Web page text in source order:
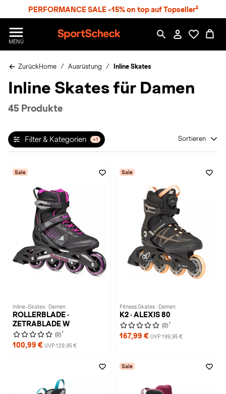
PERFORMANCE SALE -15% on top auf Topseller²
MENÜ
p
r
S
h
k
ZurückHome Ausrüstung Inline Skates
Inline Skates für Damen
45 Produkte
Filter & Kategorien +1 Sortieren
Sale
Inline-Skates · Damen
ROLLERBLADE ·
ZETRABLADE W
(0) 1
100,99 € UVP 129,95 €
Sale
Fitness Skates · Damen
K2 · ALEXIS 80
(0) 1
167,99 € UVP 199,95 €
Sale